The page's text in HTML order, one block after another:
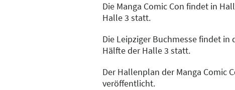
Die Manga Comic Con findet in
Halle 3 statt.
Die Leipziger Buchmesse findet in
Hälfte der Halle 3 statt.
Der Hallenplan der Manga Comic
veröffentlicht.